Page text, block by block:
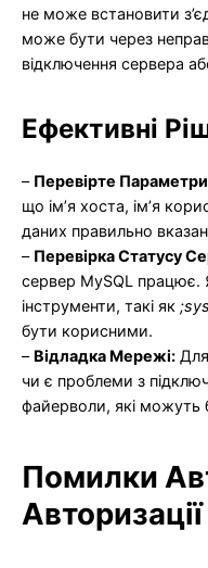
не може встановити
може бути через
відключення сервера
Ефективні
– Перевірте
що ім’я хоста, ім’я
даних правильно
– Перевірка Статусу
сервер MySQL працює.
інструменти, такі як
бути корисними.
– Відладка Мережі:
чи є проблеми з
файерволи, які можуть
Помилки
Авторизації